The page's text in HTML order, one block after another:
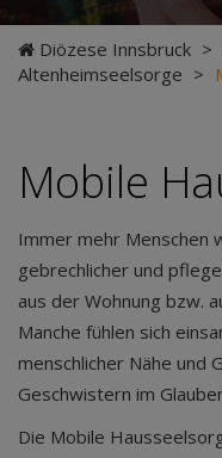
Diözese Innsbruck >
Altenheimseelsorge >
Mobile
Immer mehr Menschen
gebrechlicher und
aus der Wohnung bzw.
Manche fühlen sich
menschlicher Nähe und
Geschwistern im
Die Mobile